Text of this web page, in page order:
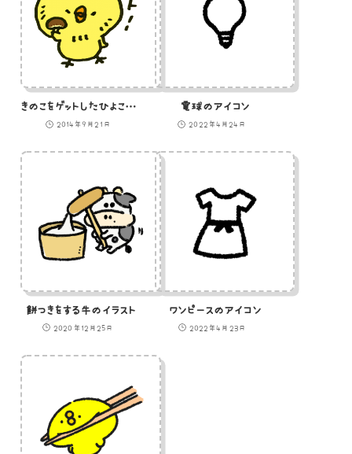
きのこをゲットしたひよこのイラスト
2014年9月21日
電球のアイコン
2022年4月24日
餅つきをする牛のイラスト
2020年12月25日
ワンピースのアイコン
2022年4月23日